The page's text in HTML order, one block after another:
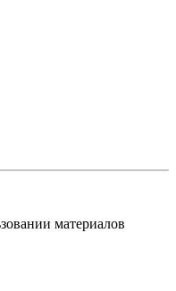
материалов